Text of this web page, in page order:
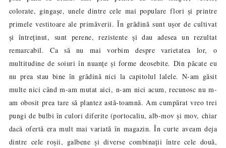
colorate, gingașe, unele dintre cele mai populare flori și printre
primele vestitoare ale primăverii. În grădină sunt ușor de cultivat
și întreținut, sunt perene, rezistente și dau adesea un rezultat
remarcabil. Ca să nu mai vorbim despre varietatea lor, o
multitudine de soiuri în nuanțe și forme deosebite. Din păcate eu
nu prea stau bine în grădină nici la capitolul lalele. N-am găsit
multe nici când m-am mutat aici, n-am nici acum, recunosc nu m-
am obosit prea tare să plantez astă-toamnă. Am cumpărat vreo trei
pungi de bulbi în culori diferite (portocaliu, alb-mov și mov, chiar
dacă ofertă era mult mai variată în magazin. În curte aveam deja
dintre cele roșii, galbene și diverse combinații între cele două,